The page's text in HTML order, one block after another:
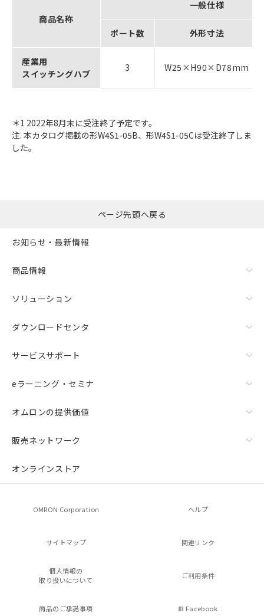
商品名称
一般仕様
ポート数 外形寸法
産業用
スイッチングハブ
3 W25×H90×D78mm
＊1 2022年8月末に受注終了予定です。
注. 本カタログ掲載の形W4S1-05B、形W4S1-05Cは受注終了しま
した。
ページ先頭へ戻る
お知らせ・最新情報
商品情報
ソリューション
ダウンロードセンタ
サービスサポート
eラーニング・セミナ
オムロンの提供価値
販売ネットワーク
オンラインストア
OMRON Corporation ヘルプ
サイトマップ 関連リンク
個人情報の
取り扱いについて
ご利用条件
商品のご承諾事項 Facebook